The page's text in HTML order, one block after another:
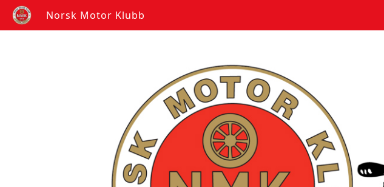
Norsk Motor Klubb